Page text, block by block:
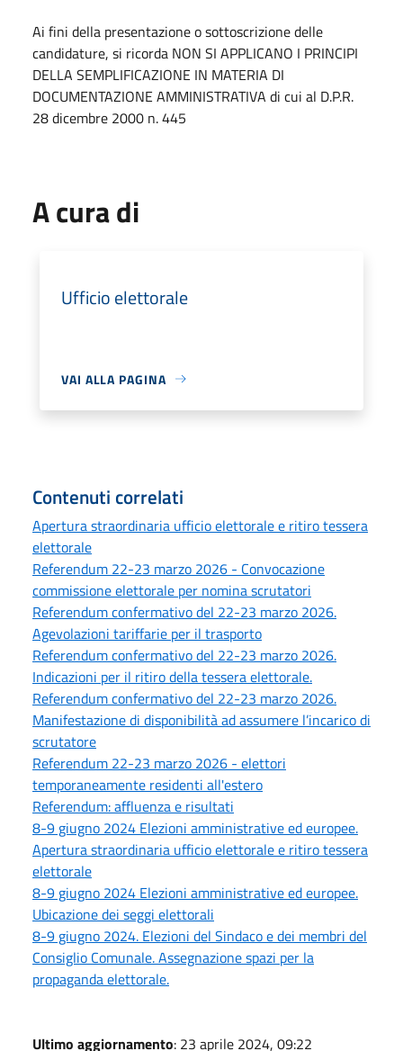
Ai fini della presentazione o sottoscrizione delle
candidature, si ricorda NON SI APPLICANO I PRINCIPI
DELLA SEMPLIFICAZIONE IN MATERIA DI
DOCUMENTAZIONE AMMINISTRATIVA di cui al D.P.R.
28 dicembre 2000 n. 445
A cura di
Ufficio elettorale
VAI ALLA PAGINA
Contenuti correlati
Apertura straordinaria ufficio elettorale e ritiro tessera
elettorale
Referendum 22-23 marzo 2026 - Convocazione
commissione elettorale per nomina scrutatori
Referendum confermativo del 22-23 marzo 2026.
Agevolazioni tariffarie per il trasporto
Referendum confermativo del 22-23 marzo 2026.
Indicazioni per il ritiro della tessera elettorale.
Referendum confermativo del 22-23 marzo 2026.
Manifestazione di disponibilità ad assumere l’incarico di
scrutatore
Referendum 22-23 marzo 2026 - elettori
temporaneamente residenti all'estero
Referendum: affluenza e risultati
8-9 giugno 2024 Elezioni amministrative ed europee.
Apertura straordinaria ufficio elettorale e ritiro tessera
elettorale
8-9 giugno 2024 Elezioni amministrative ed europee.
Ubicazione dei seggi elettorali
8-9 giugno 2024. Elezioni del Sindaco e dei membri del
Consiglio Comunale. Assegnazione spazi per la
propaganda elettorale.
Ultimo aggiornamento: 23 aprile 2024, 09:22